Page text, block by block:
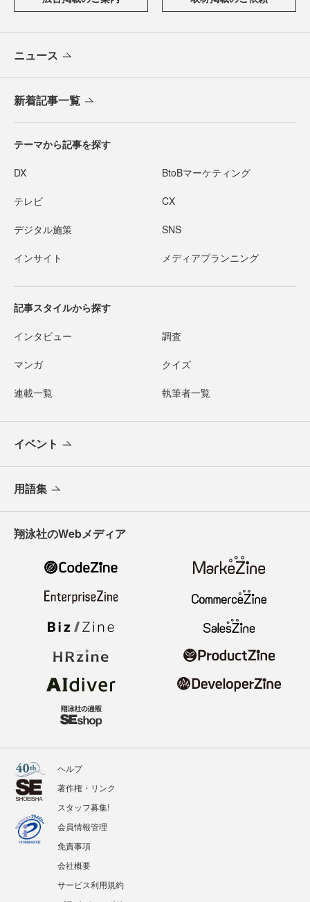
ニュース
新着記事一覧
テーマから記事を探す
DX BtoBマーケティング
テレビ CX
デジタル施策 SNS
インサイト メディアプランニング
記事スタイルから探す
インタビュー 調査
マンガ クイズ
連載一覧 執筆者一覧
イベント
用語集
翔泳社のWebメディア
ヘルプ
著作権・リンク
スタッフ募集!
会員情報管理
免責事項
会社概要
サービス利用規約